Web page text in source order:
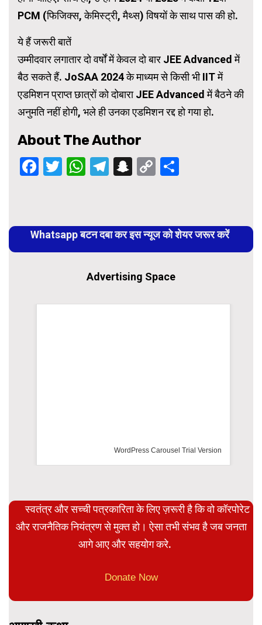
PCM (फिजिक्स, केमिस्ट्री, मैथ्स) विषयों के साथ पास की हो.
ये हैं जरूरी बातें
उम्मीदवार लगातार दो वर्षों में केवल दो बार JEE Advanced में
बैठ सकते हैं. JoSAA 2024 के माध्यम से किसी भी IIT में
एडमिशन प्राप्त छात्रों को दोबारा JEE Advanced में बैठने की
अनुमति नहीं होगी, भले ही उनका एडमिशन रद्द हो गया हो.
About The Author
Facebook
Twitter
WhatsApp
Telegram
Snapchat
Copy
Reading
Whatsapp बटन दबा कर इस न्यूज को शेयर जरूर करें
Advertising Space
WordPress Carousel Trial Version
स्वतंत्र और सच्ची पत्रकारिता के लिए ज़रूरी है कि वो कॉरपोरेट
और राजनैतिक नियंत्रण से मुक्त हो। ऐसा तभी संभव है जब जनता
आगे आए और सहयोग करे.
Donate Now